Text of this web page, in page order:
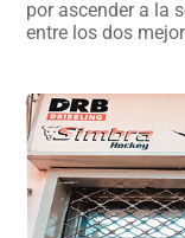
por ascender a la
entre los dos